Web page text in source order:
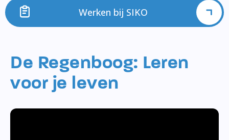
Werken bij SIKO
De Regenboog: Leren
voor je leven